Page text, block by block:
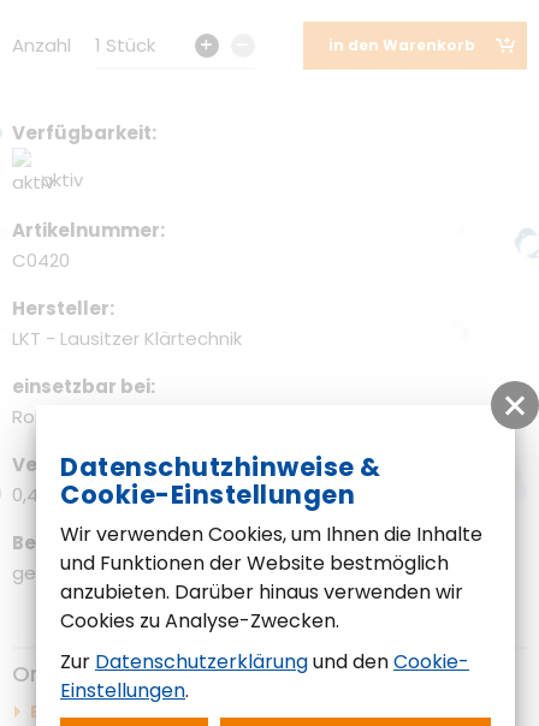
Verfügbarkeit
aktiv
Artikelnummer
C0420
Hersteller
LKT - Lausitzer Klärtechnik
einsetzbar bei
Rohrfixierung LKT-RohrFix
Versandgewicht
0,40 kg
Beschreibung
geteilte Ausführung zum nachträglichen Einbau
Anzahl 1 Stück in den Warenkorb
Online-Shop
Ersatzteilshop
Datenschutzhinweise &
Cookie-Einstellungen
Wir verwenden Cookies, um Ihnen die Inhalte
und Funktionen der Website bestmöglich
anzubieten. Darüber hinaus verwenden wir
Cookies zu Analyse-Zwecken.
Zur Datenschutzerklärungund denCookie-
Einstellungen.